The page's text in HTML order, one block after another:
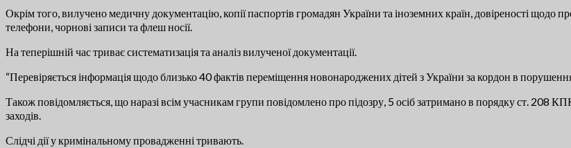
Окрім того, вилучено медичну документацію, копії паспортів громадян України та іноземних країн, довіреності щодо
телефони, чорнові записи та флеш носії.
На теперішній час триває систематизація та аналіз вилученої документації.
“Перевіряється інформація щодо близько 40 фактів переміщення новонароджених дітей з України за кордон в
Також повідомляється, що наразі всім учасникам групи повідомлено про підозру, 5 осіб затримано в порядку ст. 208
заходів.
Слідчі дії у кримінальному провадженні тривають.